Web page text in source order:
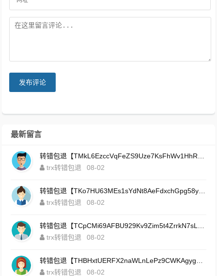
发布评论
最新留言
转错包退【TMkL6EzccVqFeZS9Uze7KsFhWv1HhRnnk2】客服TeleGram:【@TrxEm】
trx转错包退
08-02
转错包退【TKo7HU63MEs1sYdNt8AeFdxchGpg58y7pJ】客服TeleGram:【@TrxEm】
trx转错包退
08-02
转错包退【TCpCMi69AFBU929Kv9Zim5t4ZrrkN7sLmt】客服TeleGram:【@TrxEm】
trx转错包退
08-02
转错包退【THBHxtUERFX2naWLnLePz9CWKAgygggggv】客服TeleGram:【@TrxEm】
trx转错包退
08-02